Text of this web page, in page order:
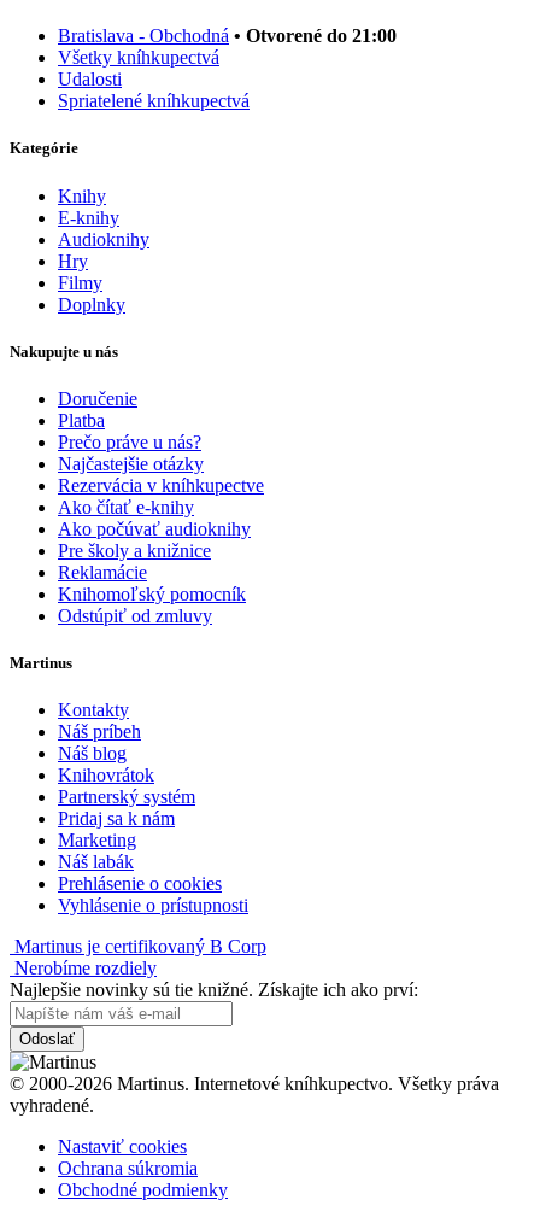
Bratislava - Obchodná • Otvorené do 21:00
Všetky kníhkupectvá
Udalosti
Spriatelené kníhkupectvá
Kategórie
Knihy
E-knihy
Audioknihy
Hry
Filmy
Doplnky
Nakupujte u nás
Doručenie
Platba
Prečo práve u nás?
Najčastejšie otázky
Rezervácia v kníhkupectve
Ako čítať e-knihy
Ako počúvať audioknihy
Pre školy a knižnice
Reklamácie
Knihomoľský pomocník
Odstúpiť od zmluvy
Martinus
Kontakty
Náš príbeh
Náš blog
Knihovrátok
Partnerský systém
Pridaj sa k nám
Marketing
Náš labák
Prehlásenie o cookies
Vyhlásenie o prístupnosti
Martinus je certifikovaný B Corp
Nerobíme rozdiely
Najlepšie novinky sú tie knižné. Získajte ich ako prví:
Odoslať
© 2000-2026 Martinus. Internetové kníhkupectvo. Všetky práva
vyhradené.
Nastaviť cookies
Ochrana súkromia
Obchodné podmienky